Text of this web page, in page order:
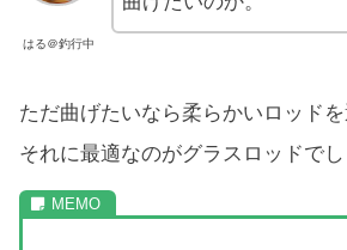
はる＠釣行中
ただ曲げたいなら柔らかいロッドを
それに最適なのがグラスロッドでし